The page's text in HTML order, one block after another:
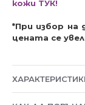
кожи ТУК!
*При избор на
цената се